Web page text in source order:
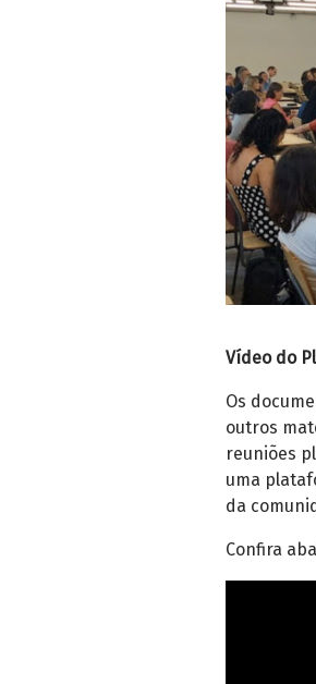
Vídeo do
Os
outros
reuniões
uma
da
Confira